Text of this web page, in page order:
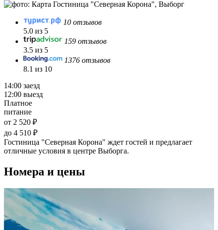
10 отзывов
5.0 из 5
159 отзывов
3.5 из 5
1376 отзывов
8.1 из 10
14:00 заезд
12:00 выезд
Платное
питание
от 2 520 ₽
до 4 510 ₽
Гостиница "Северная Корона" ждет гостей и предлагает
отличные условия в центре Выборга.
Номера и цены